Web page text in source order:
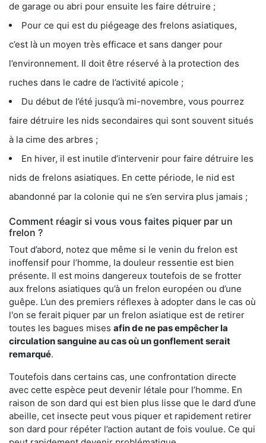
de garage ou abri pour ensuite les faire détruire ;
Pour ce qui est du piégeage des frelons asiatiques,
c’est là un moyen très efficace et sans danger pour
l’environnement. Il doit être réservé à la protection des
ruches dans le cadre de l’activité apicole ;
Du début de l’été jusqu’à mi-novembre, vous pourrez
faire détruire les nids secondaires qui sont souvent situés
à la cime des arbres ;
En hiver, il est inutile d’intervenir pour faire détruire les
nids de frelons asiatiques. En cette période, le nid est
abandonné par la colonie qui ne s’en servira plus jamais ;
Comment réagir si vous vous faites piquer par un
frelon ?
Tout d’abord, notez que même si le venin du frelon est
inoffensif pour l’homme, la douleur ressentie est bien
présente. Il est moins dangereux toutefois de se frotter
aux frelons asiatiques qu’à un frelon européen ou d’une
guêpe. L’un des premiers réflexes à adopter dans le cas où
l'on se ferait piquer par un frelon asiatique est de retirer
toutes les bagues mises afin de ne pas empêcher la
circulation sanguine au cas où un gonflement serait
remarqué.
Toutefois dans certains cas, une confrontation directe
avec cette espèce peut devenir létale pour l’homme. En
raison de son dard qui est bien plus lisse que le dard d’une
abeille, cet insecte peut vous piquer et rapidement retirer
son dard pour répéter l’action autant de fois voulue. Ce qui